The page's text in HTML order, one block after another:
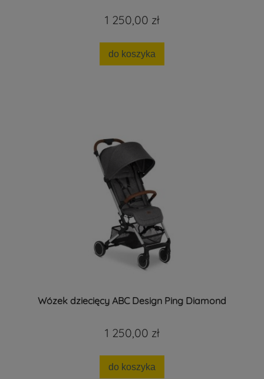
1 250,00 zł
do koszyka
Wózek dziecięcy ABC Design Ping Diamond
1 250,00 zł
do koszyka